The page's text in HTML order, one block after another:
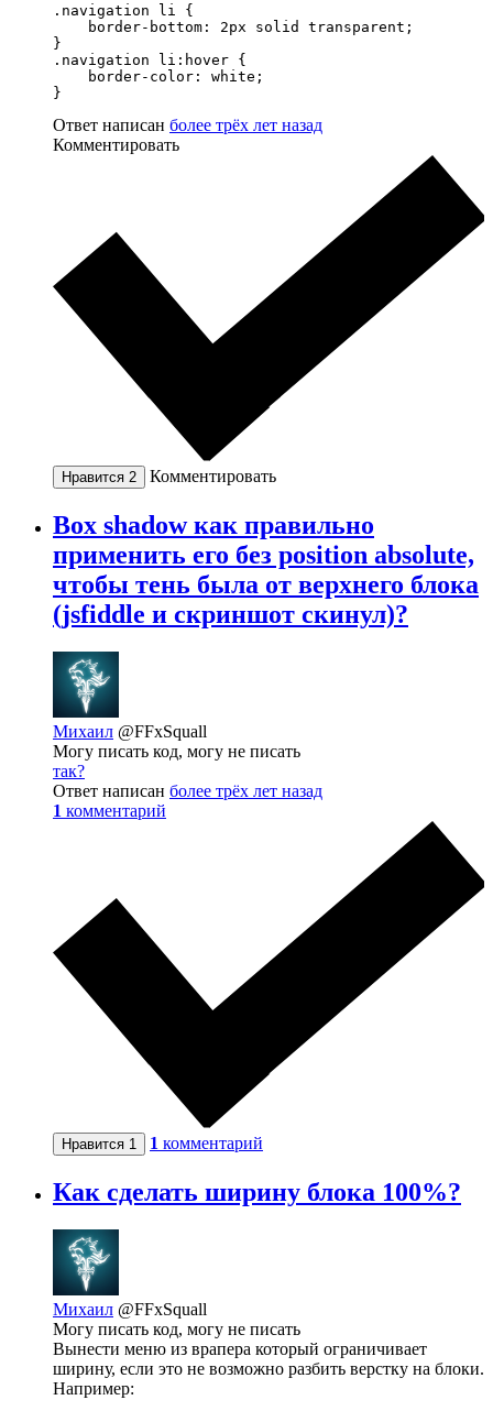
.navigation li {
    border-bottom: 2px solid transparent;
}
.navigation li:hover {
    border-color: white;
}
Ответ написан более трёх лет назад
Комментировать
Нравится 2 Комментировать
Box shadow как правильно
применить его без position absolute,
чтобы тень была от верхнего блока
(jsfiddle и скриншот скинул)?
Михаил @FFxSquall
Могу писать код, могу не писать
так?
Ответ написан более трёх лет назад
1 комментарий
Нравится 1 1 комментарий
Как сделать ширину блока 100%?
Михаил @FFxSquall
Могу писать код, могу не писать
Вынести меню из врапера который ограничивает
ширину, если это не возможно разбить верстку на блоки.
Например: